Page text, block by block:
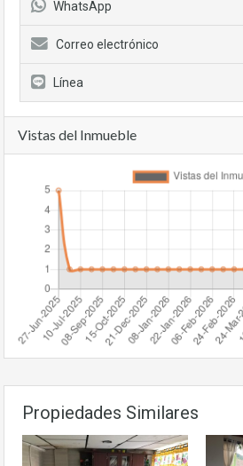
WhatsApp
Correo electrónico
Línea
Vistas del Inmueble
Propiedades Similares